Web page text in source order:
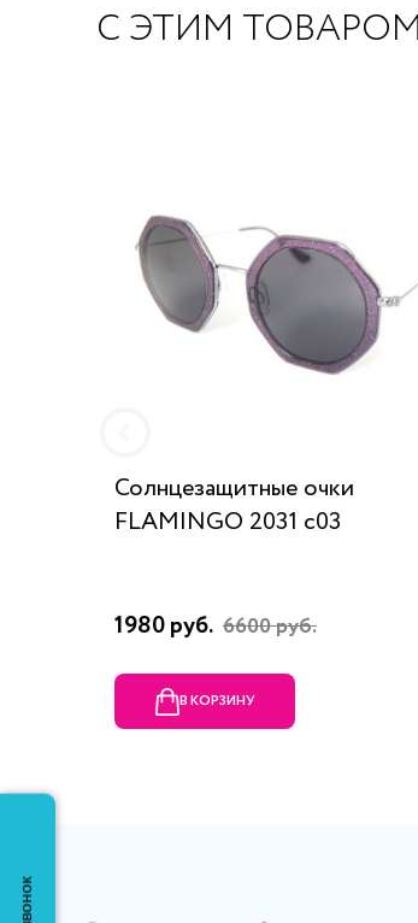
С ЭТИМ
Солнцезащитные очки
FLAMINGO 2031 с03
1980 руб. 6600 руб.
В КОРЗИНУ